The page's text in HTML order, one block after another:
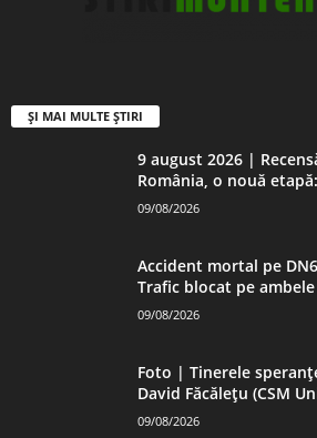
ȘI MAI MULTE ȘTIRI
9 august 2026 |
România, o nouă
09/08/2026
Accident mortal pe
Trafic blocat pe
09/08/2026
Foto | Tinerele
David Făcălețu (CSM
09/08/2026